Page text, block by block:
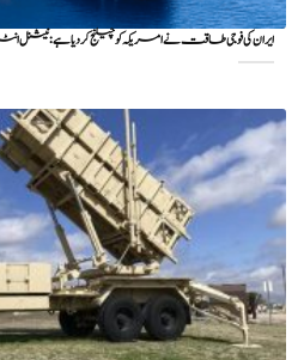
ایران کی فوجی طاقت نے امریکہ کو چیلنج کر دیا ہے: